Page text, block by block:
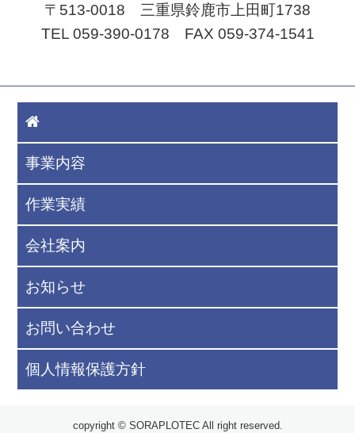
〒513-0018 三重県鈴鹿市上田町1738
TEL 059-390-0178 FAX 059-374-1541
事業内容
作業実績
会社案内
お知らせ
お問い合わせ
個人情報保護方針
copyright © SORAPLOTEC All right reserved.